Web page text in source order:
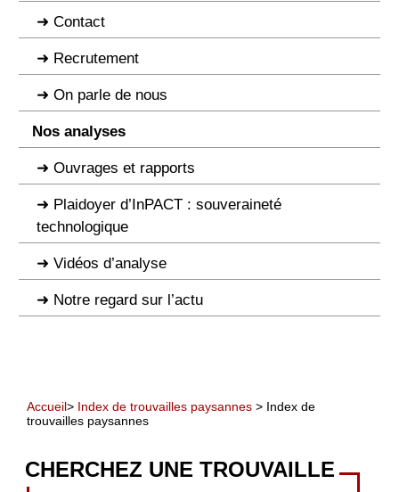
Contact
Recrutement
On parle de nous
Nos analyses
Ouvrages et rapports
Plaidoyer d’InPACT : souveraineté
technologique
Vidéos d’analyse
Notre regard sur l’actu
Accueil> Index de trouvailles paysannes > Index de
trouvailles paysannes
CHERCHEZ UNE TROUVAILLE